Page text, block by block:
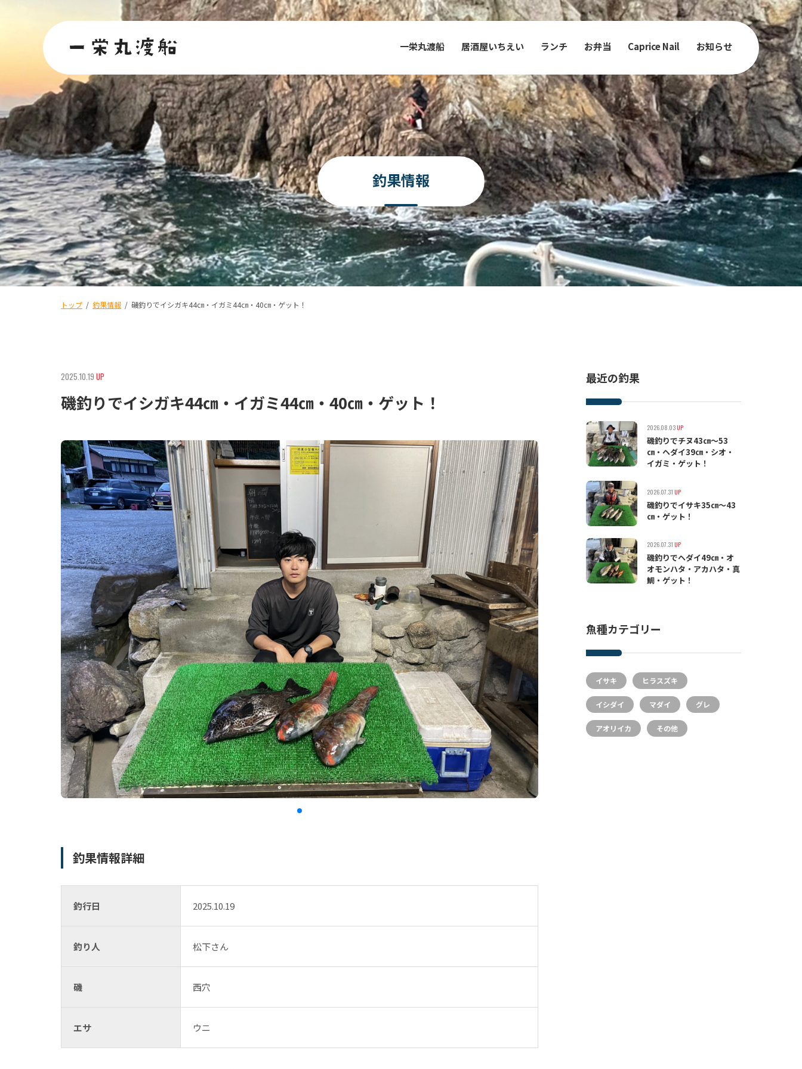
一栄丸渡船 居酒屋いちえい ランチ お弁当 Caprice Nail お知らせ
釣果情報
トップ / 釣果情報 / 磯釣りでイシガキ44㎝・イガミ44㎝・40㎝・ゲット！
2025.10.19 UP
磯釣りでイシガキ44㎝・イガミ44㎝・40㎝・ゲット！
釣果情報詳細
釣行日 2025.10.19
釣り人 松下さん
磯 西穴
エサ ウニ
最近の釣果
2026.08.03UP
磯釣りでチヌ43㎝〜53
㎝・ヘダイ39㎝・シオ・
イガミ・ゲット！
2026.07.31 UP
磯釣りでイサキ35㎝〜43
㎝・ゲット！
2026.07.31 UP
磯釣りでヘダイ49㎝・オ
オモンハタ・アカハタ・真
鯛・ゲット！
魚種カテゴリー
イサキ ヒラスズキ
イシダイ マダイ グレ
アオリイカ その他